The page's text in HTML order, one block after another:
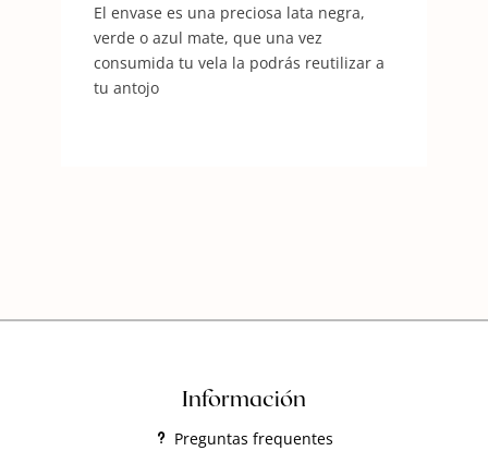
El envase es una preciosa lata negra,
verde o azul mate, que una vez
consumida tu vela la podrás reutilizar a
tu antojo
Información
Preguntas frequentes